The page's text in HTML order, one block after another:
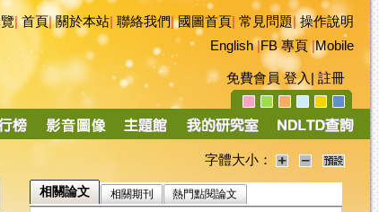
|首頁|關於本站 聯絡我們|國圖首頁 常見問題|操作說明
English|FB 專頁|Mobile
免費會員 登入 註冊
字體大小：
相關論文 相關期刊 熱門點閱論文